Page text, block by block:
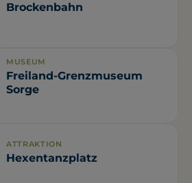
Brockenbahn
MUSEUM
Freiland-Grenzmuseum
Sorge
ATTRAKTION
Hexentanzplatz